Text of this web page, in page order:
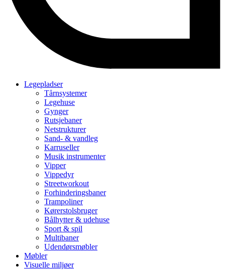
Legepladser
Tårnsystemer
Legehuse
Gynger
Rutsjebaner
Netstrukturer
Sand- & vandleg
Karruseller
Musik instrumenter
Vipper
Vippedyr
Streetworkout
Forhinderingsbaner
Trampoliner
Kørerstolsbruger
Bålhytter & udehuse
Sport & spil
Multibaner
Udendørsmøbler
Møbler
Visuelle miljøer